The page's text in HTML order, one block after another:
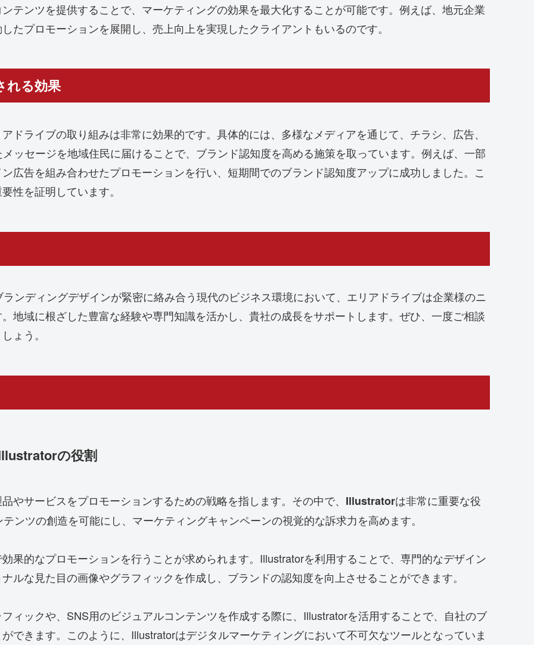
テンツを提供することで、マーケティングの効果を最大化することが可能です。例えば、地元企業
たプロモーションを展開し、売上向上を実現したクライアントもいるのです。
れる効果
ドライブの取り組みは非常に効果的です。具体的には、多様なメディアを通じて、チラシ、広告、
ッセージを地域住民に届けることで、ブランド認知度を高める施策を取っています。例えば、一部
広告を組み合わせたプロモーションを行い、短期間でのブランド認知度アップに成功しました。こ
性を証明しています。
ンディングデザインが緊密に絡み合う現代のビジネス環境において、エリアドライブは企業様のニ
地域に根ざした豊富な経験や専門知識を活かし、貴社の成長をサポートします。ぜひ、一度ご相談
ょう。
の役割
やサービスをプロモーションするための戦略を指します。その中で、 Illustratorは非常に重要な役
ンツの創造を可能にし、マーケティングキャンペーンの視覚的な訴求力を高めます。
果的なプロモーションを行うことが求められます。Illustratorを利用することで、専門的なデザイン
ルな見た目の画像やグラフィックを作成し、ブランドの認知度を向上させることができます。
ィックや、SNS用のビジュアルコンテンツを作成する際に、Illustratorを活用することで、自社のブ
できます。このように、Illustratorはデジタルマーケティングにおいて不可欠なツールとなっていま